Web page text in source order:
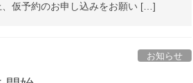
仮予約のお申し込みをお願い […]
お知らせ